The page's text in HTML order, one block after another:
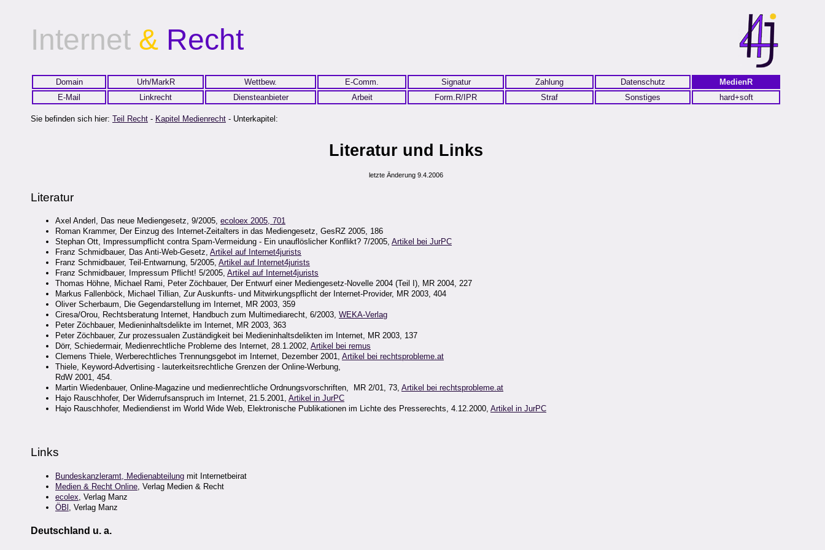
Internet & Recht
Domain Urh/MarkR Wettbew. E-Comm. Signatur Zahlung Datenschutz
MedienR
E-Mail
Linkrecht Diensteanbieter Arbeit Form.R/IPR Straf Sonstiges hard+soft
Sie befinden sich hier: Teil Recht - Kapitel Medienrecht - Unterkapitel:
Literatur und Links
letzte Änderung 9.4.2006
Literatur
Axel Anderl, Das neue Mediengesetz, 9/2005, ecoloex 2005, 701
Roman Krammer, Der Einzug des Internet-Zeitalters in das Mediengesetz, GesRZ 2005, 186
Stephan Ott, Impressumpflicht contra Spam-Vermeidung - Ein unauflöslicher Konflikt? 7/2005, Artikel bei JurPC
Franz Schmidbauer, Das Anti-Web-Gesetz, Artikel auf Internet4jurists
Franz Schmidbauer, Teil-Entwarnung, 5/2005, Artikel auf Internet4jurists
Franz Schmidbauer, Impressum Pflicht! 5/2005, Artikel auf Internet4jurists
Thomas Höhne, Michael Rami, Peter Zöchbauer, Der Entwurf einer Mediengesetz-Novelle 2004 (Teil I), MR 2004, 227
Markus Fallenböck, Michael Tillian, Zur Auskunfts- und Mitwirkungspflicht der Internet-Provider, MR 2003, 404
Oliver Scherbaum, Die Gegendarstellung im Internet, MR 2003, 359
Ciresa/Orou, Rechtsberatung Internet, Handbuch zum Multimediarecht, 6/2003, WEKA-Verlag
Peter Zöchbauer, Medieninhaltsdelikte im Internet, MR 2003, 363
Peter Zöchbauer, Zur prozessualen Zuständigkeit bei Medieninhaltsdelikten im Internet, MR 2003, 137
Dörr, Schiedermair, Medienrechtliche Probleme des Internet, 28.1.2002, Artikel bei remus
Clemens Thiele, Werberechtliches Trennungsgebot im Internet, Dezember 2001, Artikel bei rechtsprobleme.at
Thiele, Keyword-Advertising - lauterkeitsrechtliche Grenzen der Online-Werbung,
RdW 2001, 454.
Martin Wiedenbauer, Online-Magazine und medienrechtliche Ordnungsvorschriften, MR 2/01, 73, Artikel bei rechtsprobleme.at
Hajo Rauschhofer, Der Widerrufsanspruch im Internet, 21.5.2001, Artikel in JurPC
Hajo Rauschhofer, Mediendienst im World Wide Web, Elektronische Publikationen im Lichte des Presserechts, 4.12.2000, Artikel in JurPC
Links
Bundeskanzleramt, Medienabteilung mit Internetbeirat
Medien & Recht Online , Verlag Medien & Recht
ecolex , Verlag Manz
ÖBl , Verlag Manz
Deutschland u. a.